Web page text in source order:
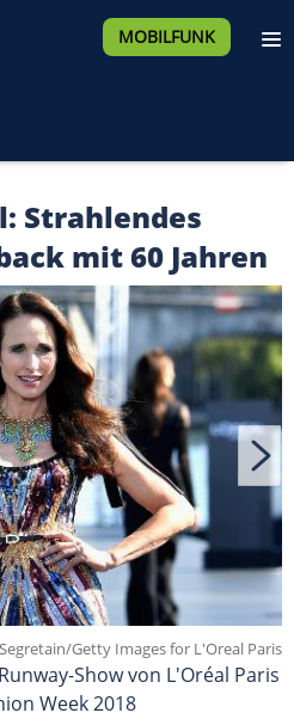
MOBILFUNK
Strahlendes
mit 60 Jahren
Getty Images for L'Oreal Paris
Show von L'Oréal Paris
Week 2018